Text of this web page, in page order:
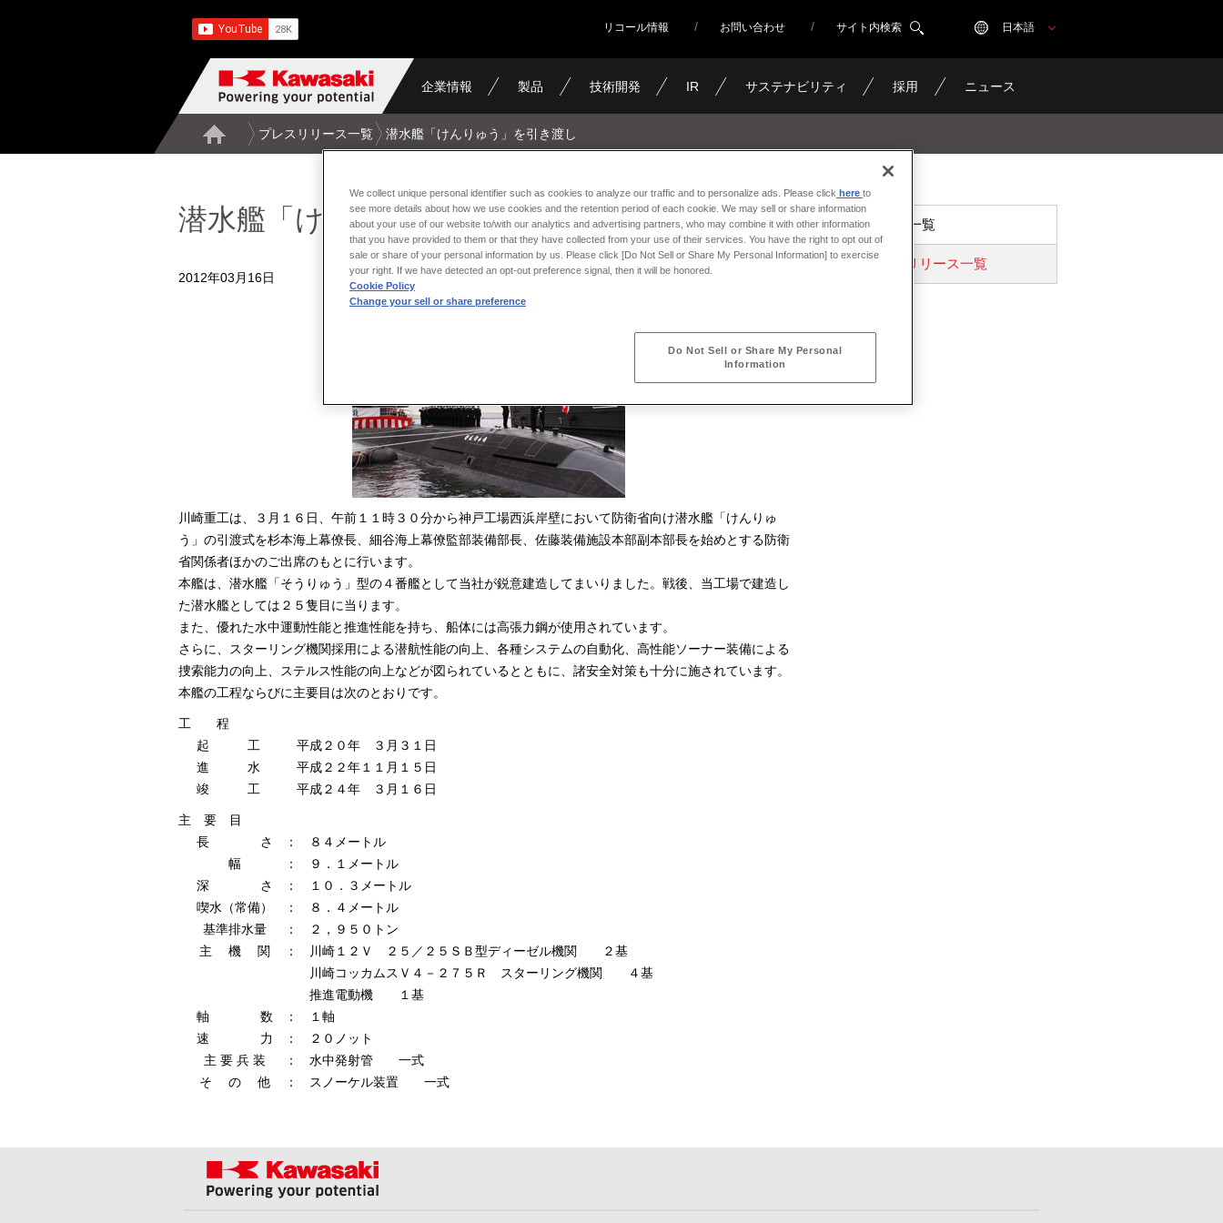
リコール情報 お問い合わせ サイト内検索 日本語
企業情報 製品 技術開発 IR サステナビリティ 採用 ニュース
プレスリリース一覧 潜水艦「けんりゅう」を引き渡し
潜水艦「けんりゅう」を引き渡し
2012年03月16日
川崎重工は、３月１６日、午前１１時３０分から神戸工場西浜岸壁において防衛省向け潜水艦「けんりゅ
う」の引渡式を杉本海上幕僚長、細谷海上幕僚監部装備部長、佐藤装備施設本部副本部長を始めとする防衛
省関係者ほかのご出席のもとに行います。
本艦は、潜水艦「そうりゅう」型の４番艦として当社が鋭意建造してまいりました。戦後、当工場で建造し
た潜水艦としては２５隻目に当ります。
また、優れた水中運動性能と推進性能を持ち、船体には高張力鋼が使用されています。
さらに、スターリング機関採用による潜航性能の向上、各種システムの自動化、高性能ソーナー装備による
捜索能力の向上、ステルス性能の向上などが図られているとともに、諸安全対策も十分に施されています。
本艦の工程ならびに主要目は次のとおりです。
工 程
起 工
平成２０年 ３月３１日
進 水
平成２２年１１月１５日
竣 工
平成２４年 ３月１６日
主 要 目
長 さ
：
８４メートル
幅
：
９．１メートル
深 さ
：
１０．３メートル
喫水（常備）
：
８．４メートル
基準排水量
：
２，９５０トン
主 機 関
：
川崎１２Ｖ ２５／２５ＳＢ型ディーゼル機関 ２基
川崎コッカムスＶ４－２７５Ｒ スターリング機関 ４基
推進電動機 １基
軸 数
：
１軸
速 力
：
２０ノット
主 要 兵 装
：
水中発射管 一式
そ の 他
： スノーケル装置 一式
ニュース一覧
プレスリリース一覧
We collect unique personal identifier such as cookies to analyze our traffic and to personalize ads. Please click here to
see more details about how we use cookies and the retention period of each cookie. We may sell or share information
about your use of our website to/with our analytics and advertising partners, who may combine it with other information
that you have provided to them or that they have collected from your use of their services. You have the right to opt out of
sale or share of your personal information by us. Please click [Do Not Sell or Share My Personal Information] to exercise
your right. If we have detected an opt-out preference signal, then it will be honored.
Cookie Policy
Change your sell or share preference
Do Not Sell or Share My Personal
Information